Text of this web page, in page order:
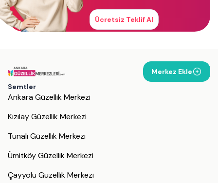
Ücretsiz Teklif Al
Merkez Ekle
Semtler
Ankara Güzellik Merkezi
Kızılay Güzellik Merkezi
Tunalı Güzellik Merkezi
Ümitköy Güzellik Merkezi
Çayyolu Güzellik Merkezi